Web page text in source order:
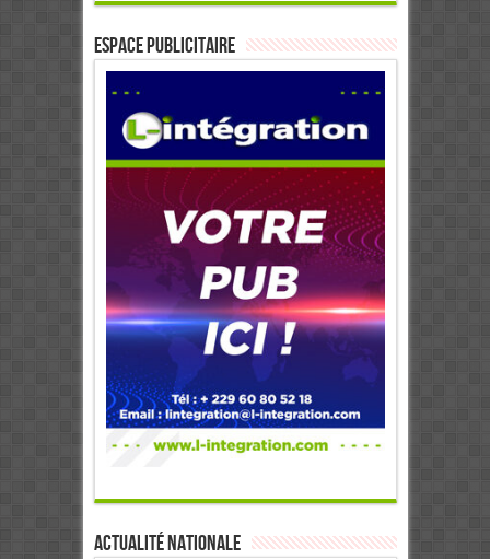
ESPACE PUBLICITAIRE
Actualité Nationale